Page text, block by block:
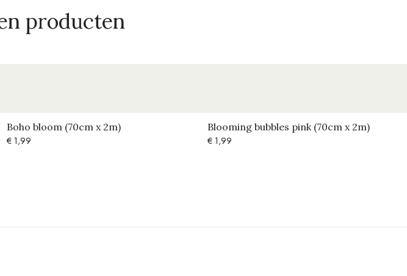
producten
Boho bloom (70cm x 2m)
€ 1,99
Blooming bubbles pink (70cm x 2m)
€ 1,99